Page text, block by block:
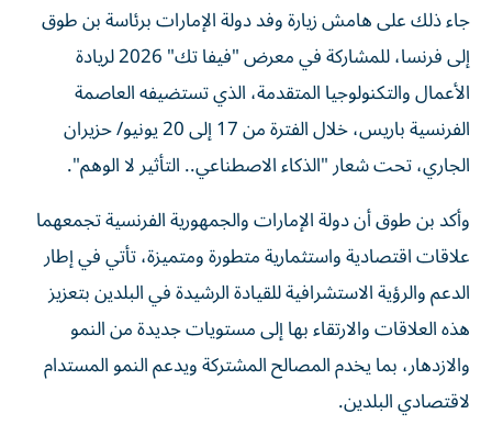
جاء ذلك على هامش زيارة وفد دولة الإمارات برئاسة بن طوق
إلى فرنسا، للمشاركة في معرض "فيفا تك" 2026 لريادة
الأعمال والتكنولوجيا المتقدمة، الذي تستضيفه العاصمة
الفرنسية باريس، خلال الفترة من 17 إلى 20 يونيو/ حزيران
الجاري، تحت شعار "الذكاء الاصطناعي.. التأثير لا الوهم".
وأكد بن طوق أن دولة الإمارات والجمهورية الفرنسية تجمعهما
علاقات اقتصادية واستثمارية متطورة ومتميزة، تأتي في إطار
الدعم والرؤية الاستشرافية للقيادة الرشيدة في البلدين بتعزيز
هذه العلاقات والارتقاء بها إلى مستويات جديدة من النمو
والازدهار، بما يخدم المصالح المشتركة ويدعم النمو المستدام
لاقتصادي البلدين.